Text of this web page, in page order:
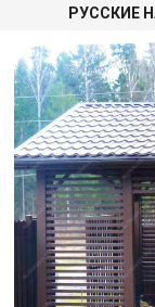
РУССКИЕ